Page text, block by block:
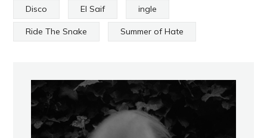
Disco El Saif ingle
Ride The Snake Summer of Hate